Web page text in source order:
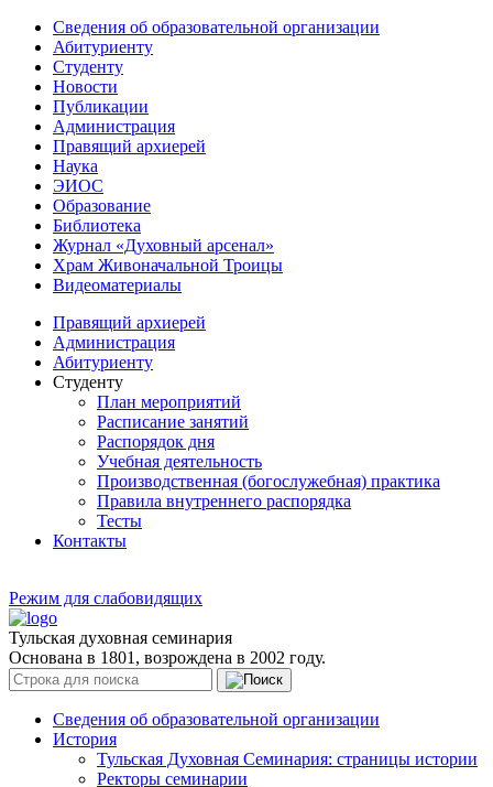
Сведения об образовательной организации
Абитуриенту
Студенту
Новости
Публикации
Администрация
Правящий архиерей
Наука
ЭИОС
Образование
Библиотека
Журнал «Духовный арсенал»
Храм Живоначальной Троицы
Видеоматериалы
Правящий архиерей
Администрация
Абитуриенту
Студенту
План мероприятий
Расписание занятий
Распорядок дня
Учебная деятельность
Производственная (богослужебная) практика
Правила внутреннего распорядка
Тесты
Контакты
Режим для слабовидящих
Тульская духовная семинария
Основана в 1801, возрождена в 2002 году.
Сведения об образовательной организации
История
Тульская Духовная Семинария: страницы истории
Ректоры семинарии